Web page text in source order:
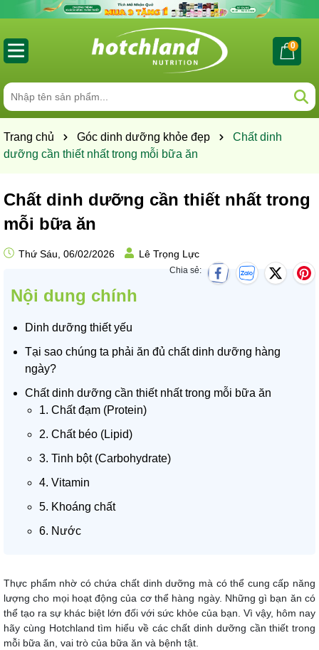
0
Trang chủ Góc dinh dưỡng khỏe đẹp
Chất dinh
dưỡng cần thiết nhất trong mỗi bữa ăn
Chất dinh dưỡng cần thiết nhất trong
mỗi bữa ăn
Thứ Sáu, 06/02/2026 Lê Trọng Lực
Chia sẻ:
Nội dung chính
Dinh dưỡng thiết yếu
Tại sao chúng ta phải ăn đủ chất dinh dưỡng hàng
ngày?
Chất dinh dưỡng cần thiết nhất trong mỗi bữa ăn
1. Chất đạm (Protein)
2. Chất béo (Lipid)
3. Tinh bột (Carbohydrate)
4. Vitamin
5. Khoáng chất
6. Nước
Thực phẩm nhờ có chứa chất dinh dưỡng mà có thể cung cấp năng
lượng cho mọi hoạt động của cơ thể hàng ngày. Những gì bạn ăn có
thể tạo ra sự khác biệt lớn đối với sức khỏe của bạn. Vì vậy, hôm nay
hãy cùng Hotchland tìm hiểu về các chất dinh dưỡng cần thiết trong
mỗi bữa ăn, vai trò của bữa ăn và bệnh tật.